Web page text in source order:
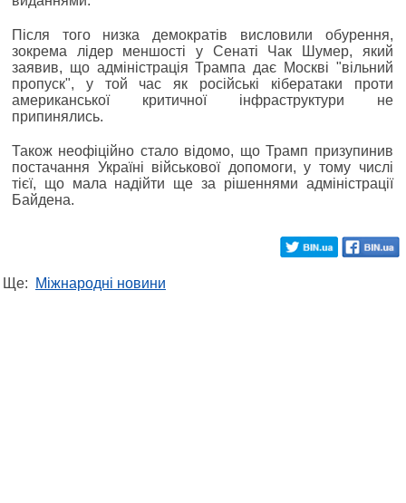
Після того низка демократів висловили обурення,
зокрема лідер меншості у Сенаті Чак Шумер, який
заявив, що адміністрація Трампа дає Москві "вільний
пропуск", у той час як російські кібератаки проти
американської критичної інфраструктури не
припинялись.
Також неофіційно стало відомо, що Трамп призупинив
постачання Україні військової допомоги, у тому числі
тієї, що мала надійти ще за рішеннями адміністрації
Байдена.
Ще: Міжнародні новини